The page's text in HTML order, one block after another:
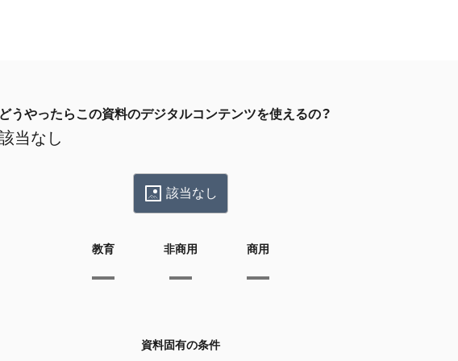
どうやったらこの資料のデジタルコンテンツを使えるの？
当なし
該当なし
教育 非商用 商用
資料固有の条件